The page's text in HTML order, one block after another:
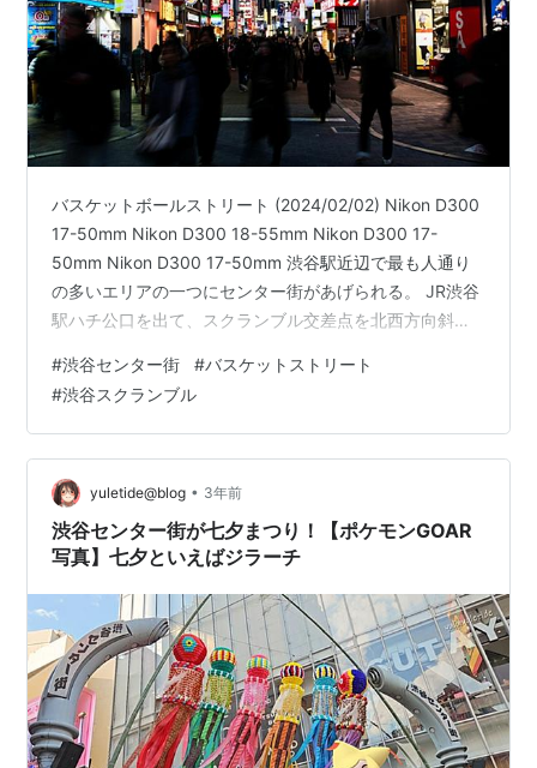
バスケットボールストリート (2024/02/02) Nikon D300
17-50mm Nikon D300 18-55mm Nikon D300 17-
50mm Nikon D300 17-50mm 渋谷駅近辺で最も人通り
の多いエリアの一つにセンター街があげられる。 JR渋谷
駅ハチ公口を出て、スクランブル交差点を北西方向斜め
りは「バスケットボールストリート」と名付けられた。
ところが2011年に名付けられたらしいのだが、この呼称
は13年近く経った今でもほとんど定着していないように
見受けられる。 渋谷には他に意図的に名付けられた通り
や坂…
#渋谷センター街 #バスケットストリート
#渋谷スクランブル
yuletide@blog • 3年前
渋谷センター街が七夕まつり！【ポケモンGOAR
写真】七夕といえばジラーチ